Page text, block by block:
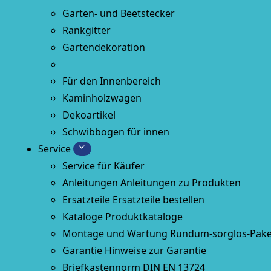
Garten- und Beetstecker
Rankgitter
Gartendekoration
Für den Innenbereich
Kaminholzwagen
Dekoartikel
Schwibbogen für innen
Service
Service für Käufer
Anleitungen Anleitungen zu Produkten
Ersatzteile Ersatzteile bestellen
Kataloge Produktkataloge
Montage und Wartung Rundum-sorglos-
Garantie Hinweise zur Garantie
Briefkastennorm DIN EN 13724